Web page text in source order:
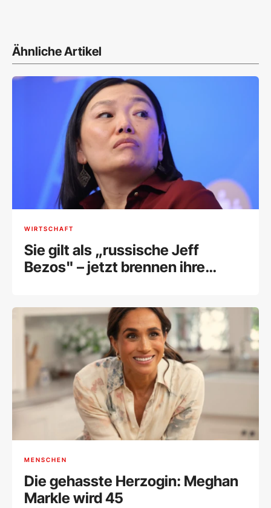
Ähnliche Artikel
WIRTSCHAFT
Sie gilt als „russische Jeff
Bezos" – jetzt brennen ihre
MENSCHEN
Die gehasste Herzogin: Meghan
Markle wird 45